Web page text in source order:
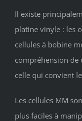
Il existe
platine vinyle : les
cellules à bobine
compréhension de
celle qui convient
Les cellules MM
plus faciles à